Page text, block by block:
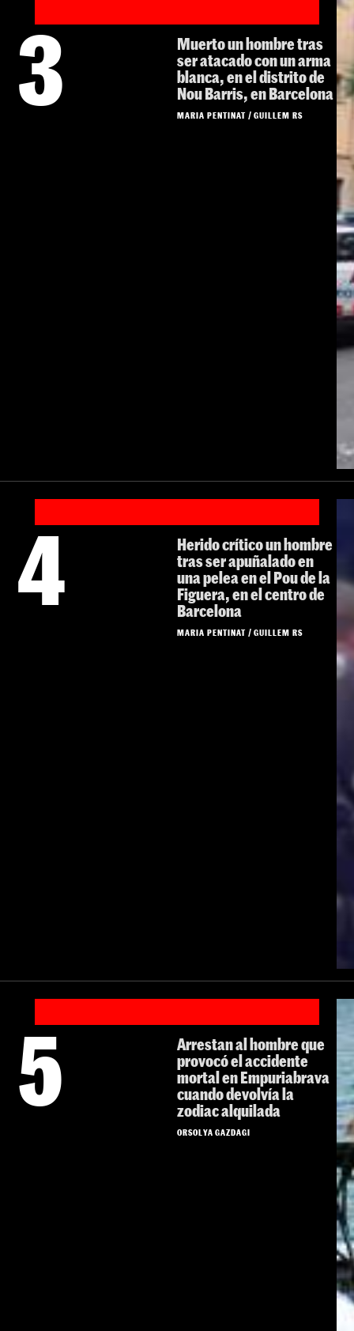
3
Muerto un hombre tras
ser atacado con un arma
blanca, en el distrito de
Nou Barris, en Barcelona
MARIA PENTINAT / GUILLEM RS
4
Herido crítico un hombre
tras ser apuñalado en
una pelea en el Pou de la
Figuera, en el centro de
Barcelona
MARIA PENTINAT / GUILLEM RS
5
Arrestan al hombre que
provocó el accidente
mortal en Empuriabrava
cuando devolvía la
zodiac alquilada
ORSOLYA GAZDAGI